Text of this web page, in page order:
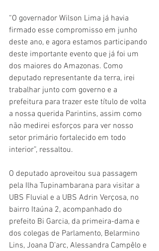
“O governador Wilson Lima já havia
firmado esse compromisso em junho
deste ano, e agora estamos participando
deste importante evento que já foi um
dos maiores do Amazonas. Como
deputado representante da terra, irei
trabalhar junto com governo e a
prefeitura para trazer este título de volta
a nossa querida Parintins, assim como
não medirei esforços para ver nosso
setor primário fortalecido em todo
interior”, ressaltou.
O deputado aproveitou sua passagem
pela Ilha Tupinambarana para visitar a
UBS Fluvial e a UBS Adrin Verçosa, no
bairro Itaúna 2, acompanhado do
prefeito Bi Garcia, da primeira-dama e
dos colegas de Parlamento, Belarmino
Lins, Joana D’arc, Alessandra Campêlo e